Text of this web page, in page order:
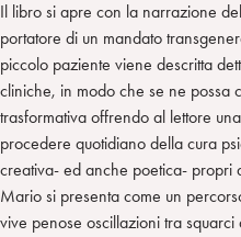
Il libro si apre con la narrazione
portatore di un mandato
piccolo paziente viene descritta
cliniche, in modo che se ne possa
trasformativa offrendo al lettore
procedere quotidiano della cura
creativa- ed anche poetica- propri
Mario si presenta come un
vive penose oscillazioni tra squarci